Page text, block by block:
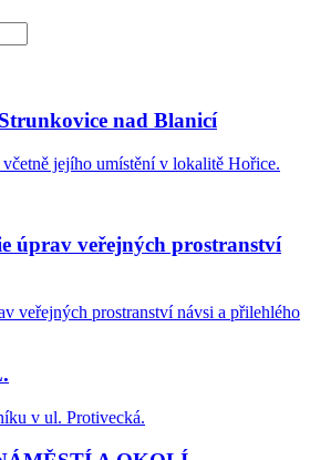
nad Blanicí
jejího umístění v lokalitě Hořice.
úprav veřejných prostranství
veřejných prostranství návsi a přilehlého
v ul. Protivecká.